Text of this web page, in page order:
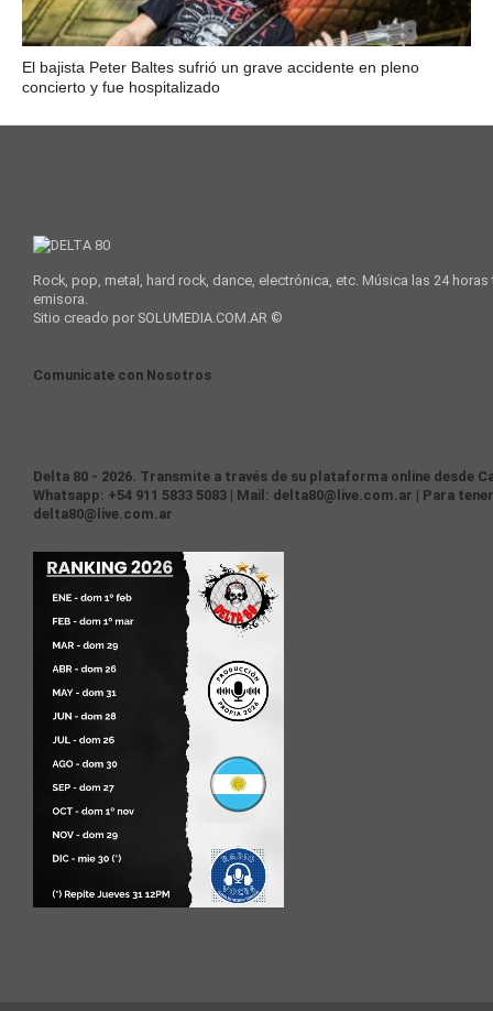
El bajista Peter Baltes sufrió un grave accidente en pleno
concierto y fue hospitalizado
Rock, pop, metal, hard rock, dance, electrónica, etc. Música las 24
emisora.
Sitio creado por SOLUMEDIA.COM.AR ©
Comunicate con Nosotros
Delta 80 - 2026. Transmite a través de su plataforma online desde
Whatsapp: +54 911 5833 5083 | Mail: delta80@live.com.ar | Para
delta80@live.com.ar